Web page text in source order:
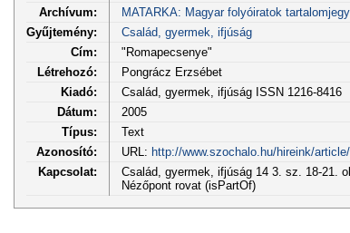
Archívum:
MATARKA: Magyar folyóiratok
Gyűjtemény:
Család, gyermek, ifjúság
Cím:
"Romapecsenye"
Létrehozó:
Pongrácz Erzsébet
Kiadó:
Család, gyermek, ifjúság ISSN 1216-8416
Dátum:
2005
Típus:
Text
Azonosító:
URL: http://www.szochalo.hu/hireink/
Kapcsolat:
Család, gyermek, ifjúság 14 3. sz. 18-21.
Nézőpont rovat (isPartOf)